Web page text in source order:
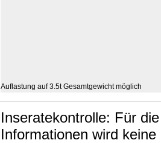
Auflastung auf 3.5t Gesamtgewicht möglich
Inseratekontrolle: Für
Informationen wird